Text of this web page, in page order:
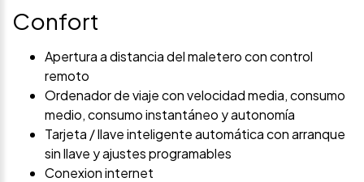
Confort
Apertura a distancia del maletero con control
remoto
Ordenador de viaje con velocidad media, consumo
medio, consumo instantáneo y autonomía
Tarjeta / llave inteligente automática con arranque
sin llave y ajustes programables
Conexion internet